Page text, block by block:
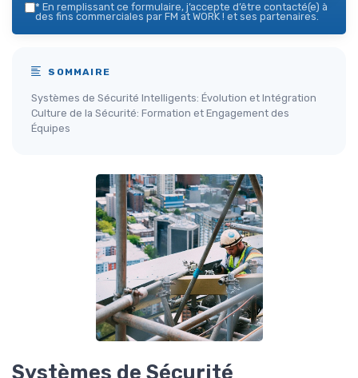
* En remplissant ce formulaire, j’accepte d’être contacté(e) à
des fins commerciales par FM at WORK ! et ses partenaires.
SOMMAIRE
Systèmes de Sécurité Intelligents: Évolution et Intégration
Culture de la Sécurité: Formation et Engagement des
Équipes
Systèmes de Sécurité